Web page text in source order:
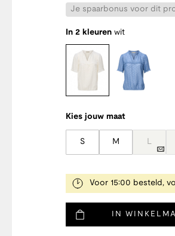
Je spaarbonus voor dit
In 2 kleuren wit
Kies jouw maat
S M L
Voor 15:00 besteld,
IN